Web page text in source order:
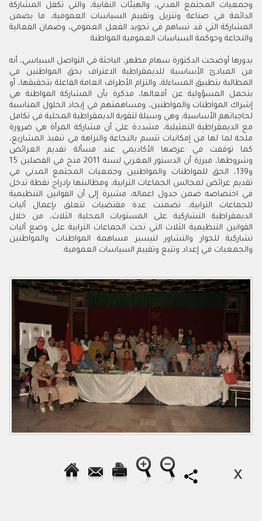
وجمعيات المجتمع المدني، والهيئات النقابية، والتي تكفل المشاركة
الدائمة في صناعة وتنزيل وتقييم السياسات العمومية، ما يضمن
المشاركة التي قد تساهم في تجويد الفعل العمومي، وضمان الفعالية
والنجاعة وحوكمة السياسات العمومية المواطنة.
بدورها أوضحت الدكتورة سهام مطهر، الباحثة في التواصل السياسي، أنه
من المبادئ الأساسية للديمقراطية الاعتراف بحق المواطنين في
المطالبة بتطبيق المساءلة، والتزام الأطراف العامة الفاعلة بتحقيقها، أو
بتحمل المسؤولية عن أفعالها، مذكرة بأن المشاركة المواطنة هي
إشراك المواطنات والمواطنين، ومساهمتهم في إيجاد الحلول المناسبة
لحاجياتهم الأساسية، وهي وسيلة لتقوية الديمقراطية المحلية في تكامل
مع الديمقراطية التمثيلية، مشددة على أن مشاركة المرأة هي ضرورة
ملحة لما لها من إمكانيات تتسم بالنجاعة والنزاهة في تنفيذ المشاريع،
كما توقفت في عرضها الأكاديمي عند مسألة تقديم العرائض
وشروطها، مبرزة أن الدستور المغربي لسنة 2011 منح في الفصلين 15
و139، الحق للمواطنات والمواطنين وجمعيات المجتمع المدني في
تقديم عرائض لمجالس الجماعات الترابية، ومطالبتها بإدراج نقطة تدخل
في اختصاصه ضمن جدول اعماله، مشيرة إلى أن القوانين التنظيمية
للجماعات الترابية، تضمنت عدة مقتضيات تتعلق بإعمال آليات
الديمقراطية التشاركية على المستويات المحلية الثلاث، من خلال
القوانين التنظيمية الثلاث التي تحث الجماعات الترابية على وضع آليات
تشاركية للحوار والتشاور لتيسير مساهمة المواطنات والمواطنين
والجمعيات في إعداد وتتبع وتقييم السياسات العمومية.